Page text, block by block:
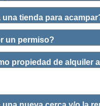
tienda para
un permiso?
propiedad de alquiler